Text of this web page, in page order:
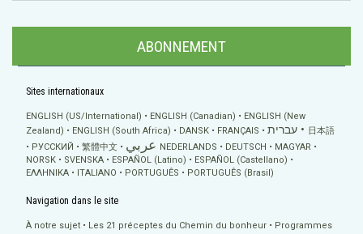
ABONNEMENT
Sites internationaux
ENGLISH (US/International) ENGLISH (Canadian)
ENGLISH (New
Zealand)
ENGLISH (South Africa) DANSK FRANÇAIS עברית
日本語
РУССКИЙ
繁體中文 عربي NEDERLANDS DEUTSCH
MAGYAR
NORSK
SVENSKA ESPAÑOL (Latino)
ESPAÑOL (Castellano)
ΕΛΛΗΝΙΚA
ITALIANO PORTUGUÊS PORTUGUÊS (Brasil)
Navigation dans le site
À notre sujet Les 21 préceptes du Chemin du bonheur
Programmes